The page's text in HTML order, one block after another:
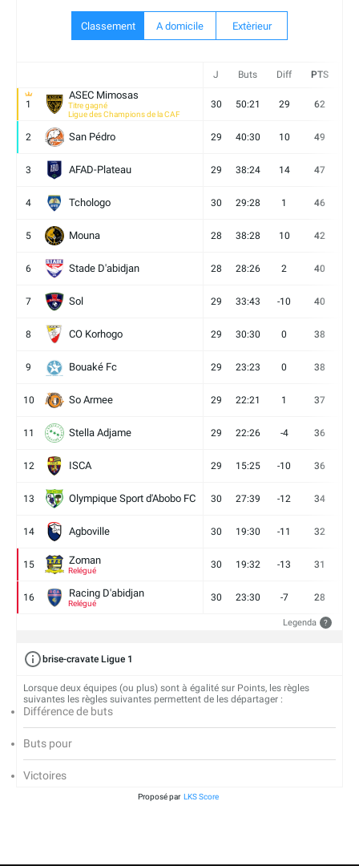
Classement A domicile Extèrieur
J Buts Diff PTS
1
ASEC Mimosas
Titre gagné
Ligue des Champions de la CAF
30 50:21 29 62
2 San Pédro 29 40:30 10 49
3 AFAD-Plateau 29 38:24 14 47
4 Tchologo 30 29:28 1 46
5 Mouna 28 38:28 10 42
6 Stade D'abidjan 28 28:26 2 40
7 Sol 29 33:43 -10 40
8 CO Korhogo 29 30:30 0 38
9 Bouaké Fc 29 23:23 0 38
10 So Armee 29 22:21 1 37
11 Stella Adjame 29 22:26 -4 36
12 ISCA 29 15:25 -10 36
13 Olympique Sport d'Abobo FC 30 27:39 -12 34
14 Agboville 30 19:30 -11 32
15 Zoman
Relégué
30 19:32 -13 31
16 Racing D'abidjan
Relégué
30 23:30 -7 28
Legenda ?
brise-cravate Ligue 1
Lorsque deux équipes (ou plus) sont à égalité sur Points, les règles
suivantes les règles suivantes permettent de les départager :
Différence de buts
Buts pour
Victoires
Proposé par LKS Score